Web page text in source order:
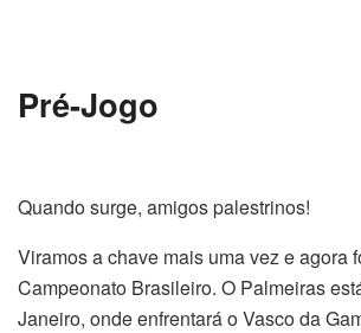
Pré-Jogo
Quando surge, amigos palestrinos!
Viramos a chave mais uma vez e agora
Campeonato Brasileiro. O Palmeiras
Janeiro, onde enfrentará o Vasco da